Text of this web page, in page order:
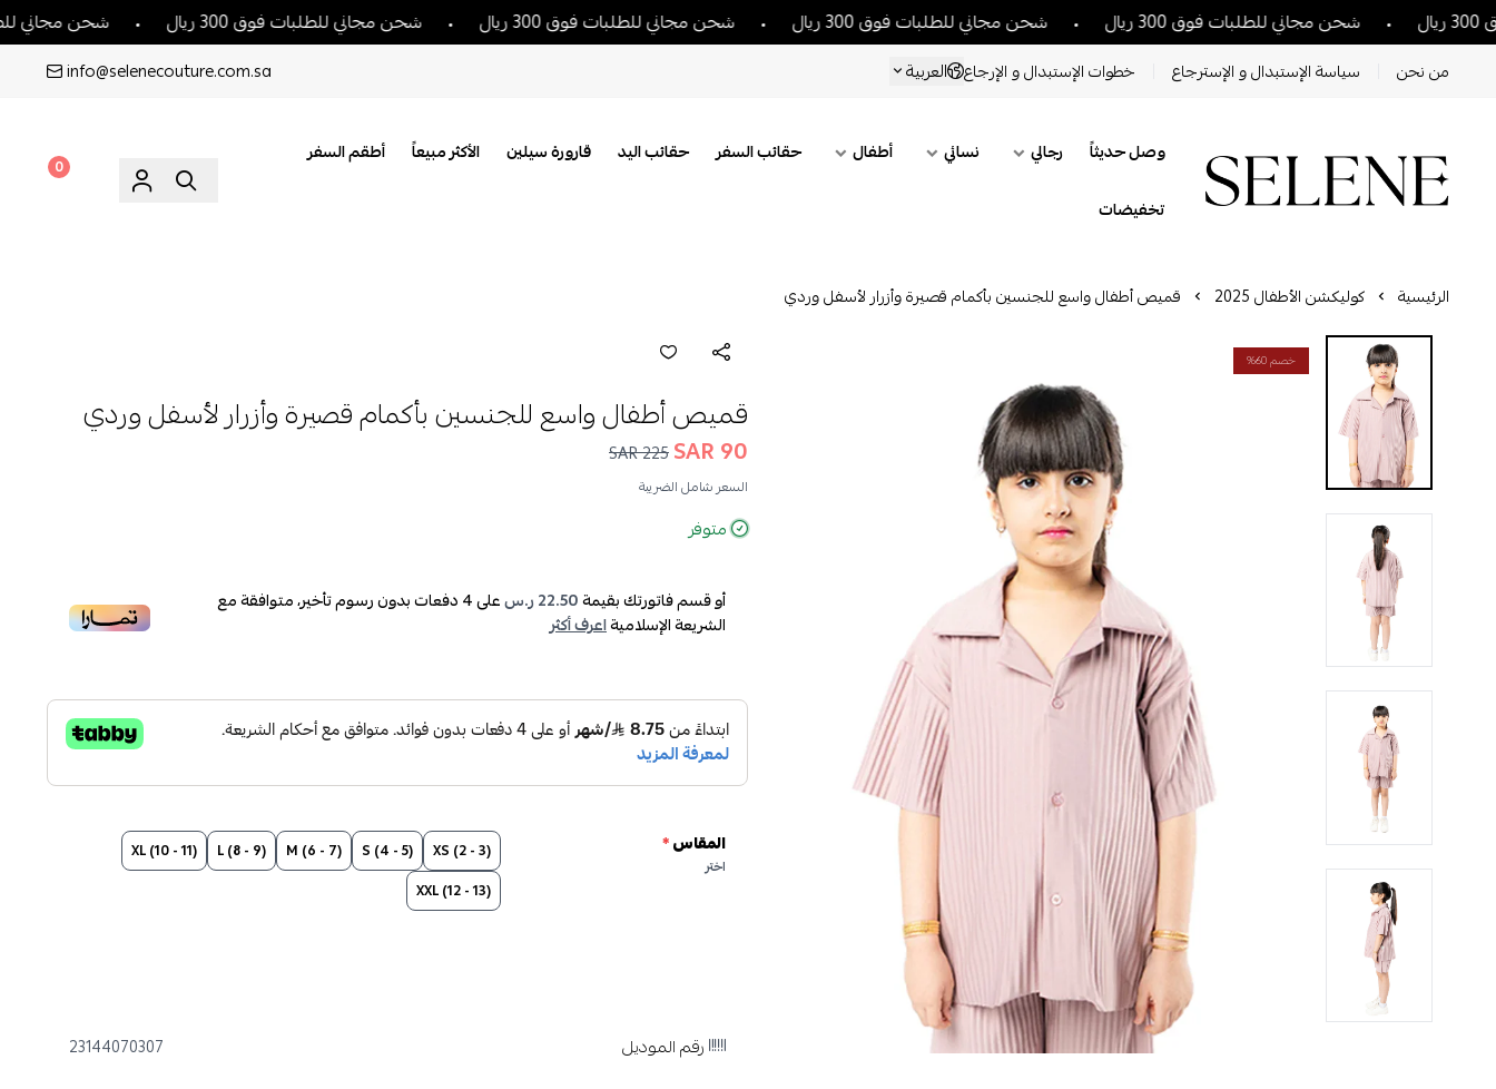
شحن مجاني للطلبات فوق 300 ريال شحن مجاني للطلبات فوق 300 ريال شحن مجاني للطلبات فوق 300 ريال شحن مجاني للطلبات فوق 300 ريال شحن مجاني للطلبات فوق 300
من نحن سياسة الإستبدال و الإسترجاع خطوات الإستبدال و الإرجاع العربية info@selenecouture.com.sa
وصل حديثاً رجالي نسائي أطفال حقائب السفر حقائب اليد قارورة سيلين الأكثر مبيعاً
أطقم السفر
تخفيضات
0
الرئيسية كوليكشن الأطفال 2025 قميص أطفال واسع للجنسين بأكمام قصيرة وأزرار لأسفل وردي
خصم 60%
قميص أطفال واسع للجنسين بأكمام قصيرة وأزرار لأسفل وردي
90 SAR
225 SAR
السعر شامل الضريبة
متوفر
أو قسم فاتورتك بقيمة22.50 ر.س على4دفعات بدون رسوم تأخير، متوافقة مع
الشريعة الإسلاميةاعرف أكثر
المقاس*
اختر
XS (2 - 3)
S (4 - 5)
M (6 - 7)
L (8 - 9)
XL (10 - 11)
XXL (12 - 13)
رقم الموديل 23144070307